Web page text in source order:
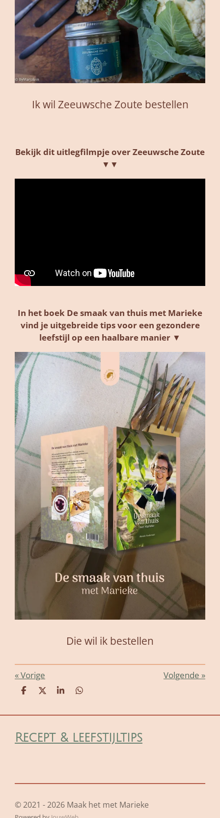
Ik wil Zeeuwsche Zoute bestellen
Bekijk dit uitlegfilmpje over Zeeuwsche Zoute
▼▼
In het boek De smaak van thuis met Marieke
vind je uitgebreide tips voor een gezondere
leefstijl op een haalbare manier ▼
Die wil ik bestellen
«Vorige Volgende »
D
e
D
l
S
r
D
e
Recept & leefstijltips
© 2021 - 2026 Maak het met Marieke